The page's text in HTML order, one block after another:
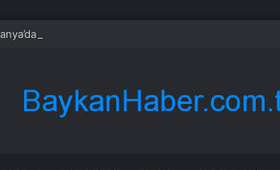
337 Araç Satışına Ulaştı